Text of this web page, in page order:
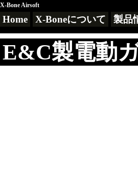
X-Bone Airsoft
Home X-Boneについて 製品
E&C製電動